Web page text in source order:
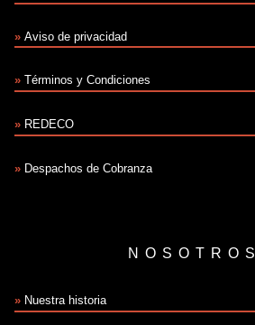
» Aviso de privacidad
» Términos y Condiciones
» REDECO
» Despachos de Cobranza
NOSOTROS
» Nuestra historia